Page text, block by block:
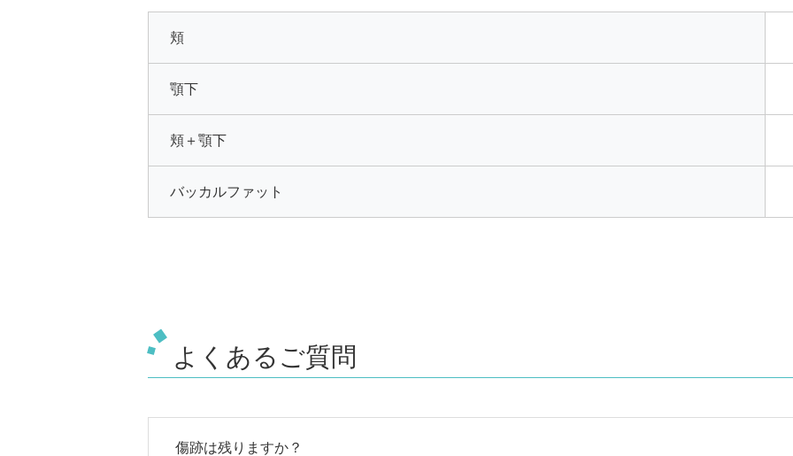
頬
顎下
頬＋顎下
バッカルファット
よくあるご質問
傷跡は残りますか？